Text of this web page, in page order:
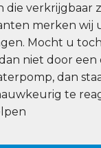
verkrijgbaar
merken wij
Mocht u
niet door een
dan
te